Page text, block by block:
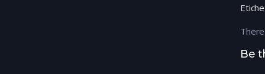
Be